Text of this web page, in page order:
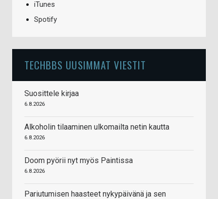
iTunes
Spotify
TECHBBS UUSIMMAT VIESTIT
Suosittele kirjaa
6.8.2026
Alkoholin tilaaminen ulkomailta netin kautta
6.8.2026
Doom pyörii nyt myös Paintissa
6.8.2026
Pariutumisen haasteet nykypäivänä ja sen